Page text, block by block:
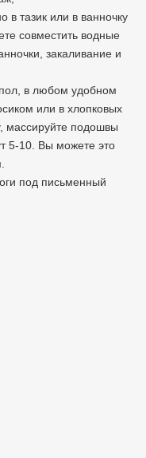
в тазик или в ванночку
совместить водные
закаливание и
в любом удобном
или в хлопковых
массируйте подошвы
5-10. Вы можете это
под письменный